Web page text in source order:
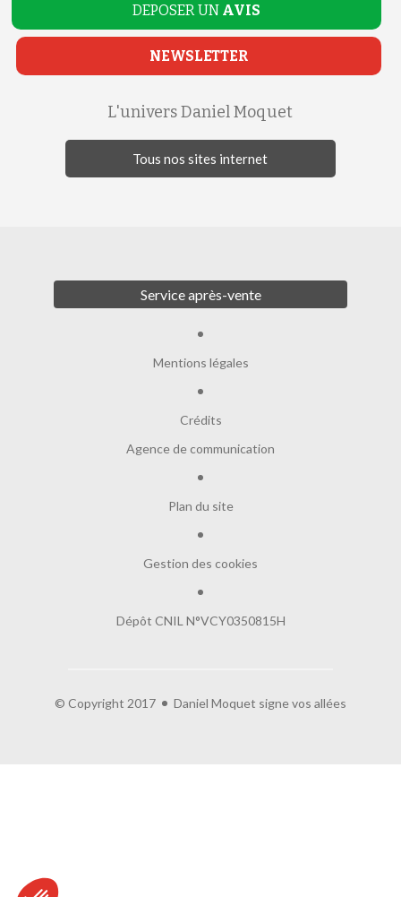
DEPOSER UN AVIS
NEWSLETTER
L'univers Daniel Moquet
Tous nos sites internet
Service après-vente
Mentions légales
Crédits
Agence de communication
Plan du site
Gestion des cookies
Dépôt CNIL N°VCY0350815H
© Copyright 2017 Daniel Moquet signe vos allées